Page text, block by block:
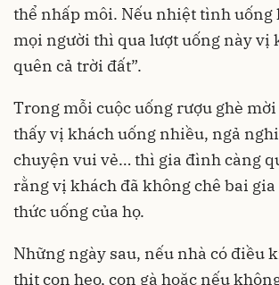
thể nhấp môi. Nếu nhiệt tình uống
mọi người thì qua lượt uống này vị
quên cả trời đất”.
Trong mỗi cuộc uống rượu ghè
thấy vị khách uống nhiều, ngả
chuyện vui vẻ… thì gia đình càng
rằng vị khách đã không chê bai gia
thức uống của họ.
Những ngày sau, nếu nhà có điều
thịt con heo, con gà hoặc nếu